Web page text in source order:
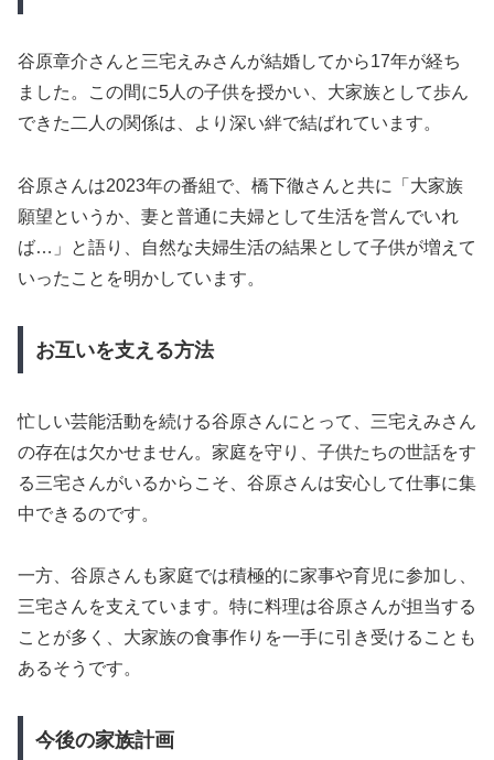
谷原章介さんと三宅えみさんが結婚してから17年が経ち
ました。この間に5人の子供を授かい、大家族として歩ん
できた二人の関係は、より深い絆で結ばれています。
谷原さんは2023年の番組で、橋下徹さんと共に「大家族
願望というか、妻と普通に夫婦として生活を営んでいれ
ば…」と語り、自然な夫婦生活の結果として子供が増えて
いったことを明かしています。
お互いを支える方法
忙しい芸能活動を続ける谷原さんにとって、三宅えみさん
の存在は欠かせません。家庭を守り、子供たちの世話をす
る三宅さんがいるからこそ、谷原さんは安心して仕事に集
中できるのです。
一方、谷原さんも家庭では積極的に家事や育児に参加し、
三宅さんを支えています。特に料理は谷原さんが担当する
ことが多く、大家族の食事作りを一手に引き受けることも
あるそうです。
今後の家族計画